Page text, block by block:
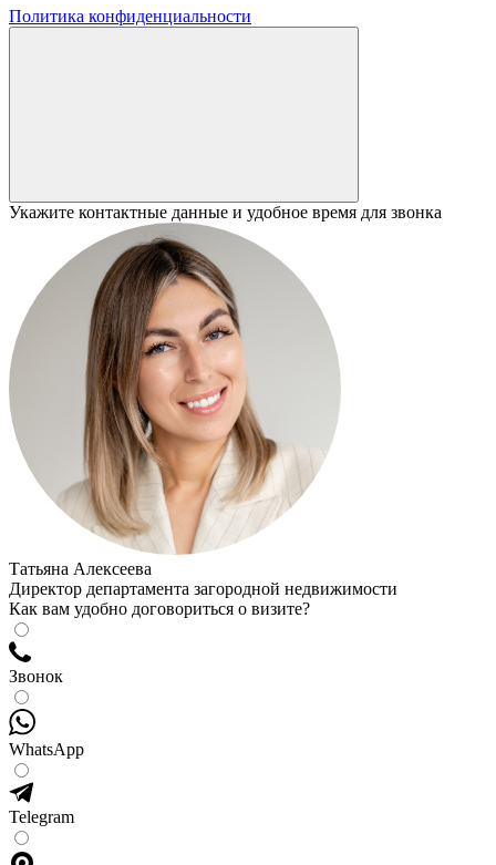
Политика конфиденциальности
Укажите контактные данные и удобное время для звонка
Татьяна Алексеева
Директор департамента загородной недвижимости
Как вам удобно договориться о визите?
Звонок
WhatsApp
Telegram